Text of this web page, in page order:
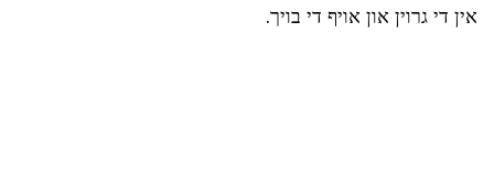
אין די גרוין און אויף די בויך.